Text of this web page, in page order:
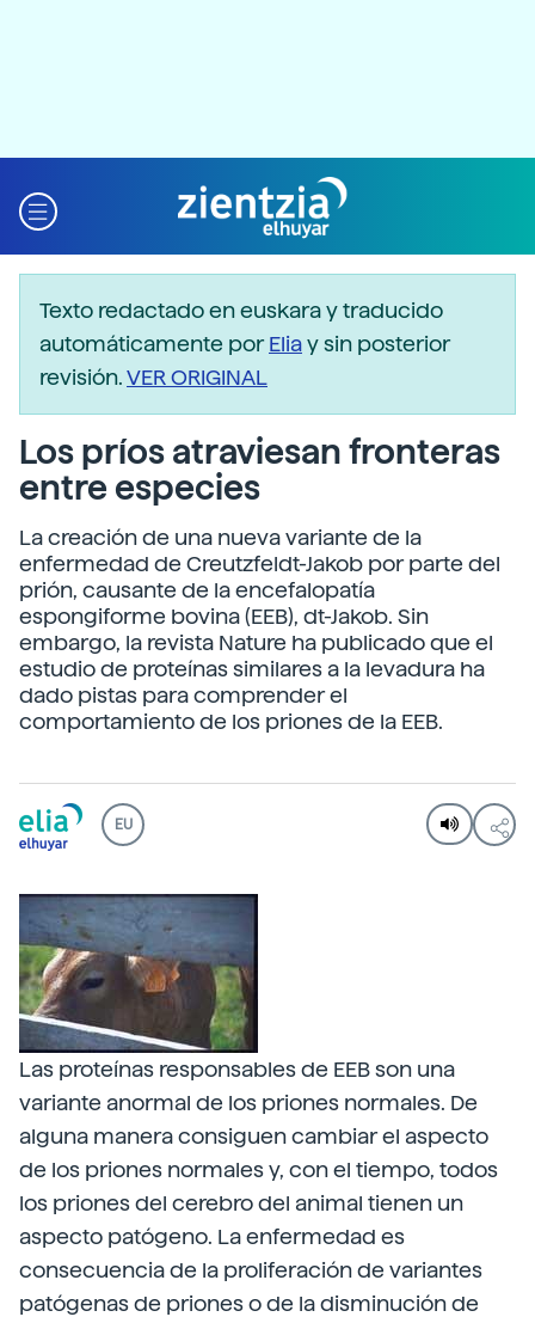
Texto redactado en euskara y traducido
automáticamente porEliay sin posterior
revisión.VER ORIGINAL
Los príos atraviesan fronteras
entre especies
La creación de una nueva variante de la
enfermedad de Creutzfeldt-Jakob por parte del
prión, causante de la encefalopatía
espongiforme bovina (EEB), dt-Jakob. Sin
embargo, la revista Nature ha publicado que el
estudio de proteínas similares a la levadura ha
dado pistas para comprender el
comportamiento de los priones de la EEB.
EU
Las proteínas responsables de EEB son una
variante anormal de los priones normales. De
alguna manera consiguen cambiar el aspecto
de los priones normales y, con el tiempo, todos
los priones del cerebro del animal tienen un
aspecto patógeno. La enfermedad es
consecuencia de la proliferación de variantes
patógenas de priones o de la disminución de